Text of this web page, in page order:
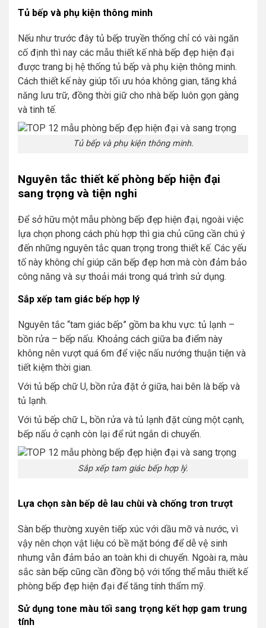
Tủ bếp và phụ kiện thông minh
Nếu như trước đây tủ bếp truyền thống chỉ có vài ngăn
cố định thì nay các mẫu thiết kế nhà bếp đẹp hiện đại
được trang bị hệ thống tủ bếp và phụ kiện thông minh.
Cách thiết kế này giúp tối ưu hóa không gian, tăng khả
năng lưu trữ, đồng thời giữ cho nhà bếp luôn gọn gàng
và tinh tế.
Tủ bếp và phụ kiện thông minh.
Nguyên tắc thiết kế phòng bếp hiện đại
sang trọng và tiện nghi
Để sở hữu một mẫu phòng bếp đẹp hiện đại, ngoài việc
lựa chọn phong cách phù hợp thì gia chủ cũng cần chú ý
đến những nguyên tắc quan trọng trong thiết kế. Các yếu
tố này không chỉ giúp căn bếp đẹp hơn mà còn đảm bảo
công năng và sự thoải mái trong quá trình sử dụng.
Sắp xếp tam giác bếp hợp lý
Nguyên tắc “tam giác bếp” gồm ba khu vực: tủ lạnh –
bồn rửa – bếp nấu. Khoảng cách giữa ba điểm này
không nên vượt quá 6m để việc nấu nướng thuận tiện và
tiết kiệm thời gian.
Với tủ bếp chữ U, bồn rửa đặt ở giữa, hai bên là bếp và
tủ lạnh.
Với tủ bếp chữ L, bồn rửa và tủ lạnh đặt cùng một cạnh,
bếp nấu ở cạnh còn lại để rút ngắn di chuyển.
Sắp xếp tam giác bếp hợp lý.
Lựa chọn sàn bếp dễ lau chùi và chống trơn trượt
Sàn bếp thường xuyên tiếp xúc với dầu mỡ và nước, vì
vậy nên chọn vật liệu có bề mặt bóng để dễ vệ sinh
nhưng vẫn đảm bảo an toàn khi di chuyển. Ngoài ra, màu
sắc sàn bếp cũng cần đồng bộ với tổng thể mẫu thiết kế
phòng bếp đẹp hiện đại để tăng tính thẩm mỹ.
Sử dụng tone màu tối sang trọng kết hợp gam trung
tính